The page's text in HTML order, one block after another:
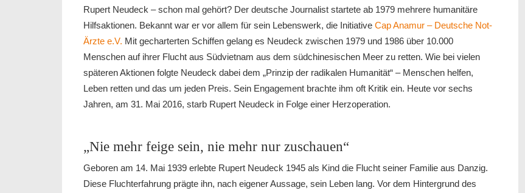
Rupert Neudeck – schon mal gehört? Der deutsche Journalist startete ab 1979 mehrere humanitäre
Hilfsaktionen. Bekannt war er vor allem für sein Lebenswerk, die Initiative Cap Anamur – Deutsche Not-
Ärzte e.V. Mit gecharterten Schiffen gelang es Neudeck zwischen 1979 und 1986 über 10.000
Menschen auf ihrer Flucht aus Südvietnam aus dem südchinesischen Meer zu retten. Wie bei vielen
späteren Aktionen folgte Neudeck dabei dem „Prinzip der radikalen Humanität“ – Menschen helfen,
Leben retten und das um jeden Preis. Sein Engagement brachte ihm oft Kritik ein. Heute vor sechs
Jahren, am 31. Mai 2016, starb Rupert Neudeck in Folge einer Herzoperation.
„Nie mehr feige sein, nie mehr nur zuschauen“
Geboren am 14. Mai 1939 erlebte Rupert Neudeck 1945 als Kind die Flucht seiner Familie aus Danzig.
Diese Fluchterfahrung prägte ihn, nach eigener Aussage, sein Leben lang. Vor dem Hintergrund des